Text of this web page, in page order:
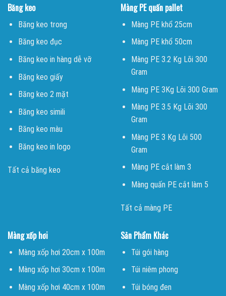
Băng keo
Băng keo trong
Băng keo đục
Băng keo in hàng dễ vỡ
Băng keo giấy
Băng keo 2 mặt
Băng keo simili
Băng keo màu
Băng keo in logo
Tất cả băng keo
Màng PE quấn pallet
Màng PE khổ 25cm
Màng PE khổ 50cm
Màng PE 3.2 Kg Lõi 300
Gram
Màng PE 3Kg Lõi 300 Gram
Màng PE 3.5 Kg Lõi 300
Gram
Màng PE 3 Kg Lõi 500
Gram
Màng PE cắt làm 3
Màng quấn PE cắt làm 5
Tất cả màng PE
Màng xốp hơi
Màng xốp hơi 20cm x 100m
Màng xốp hơi 30cm x 100m
Màng xốp hơi 40cm x 100m
Sản Phẩm Khác
Túi gói hàng
Túi niêm phong
Túi bóng đen